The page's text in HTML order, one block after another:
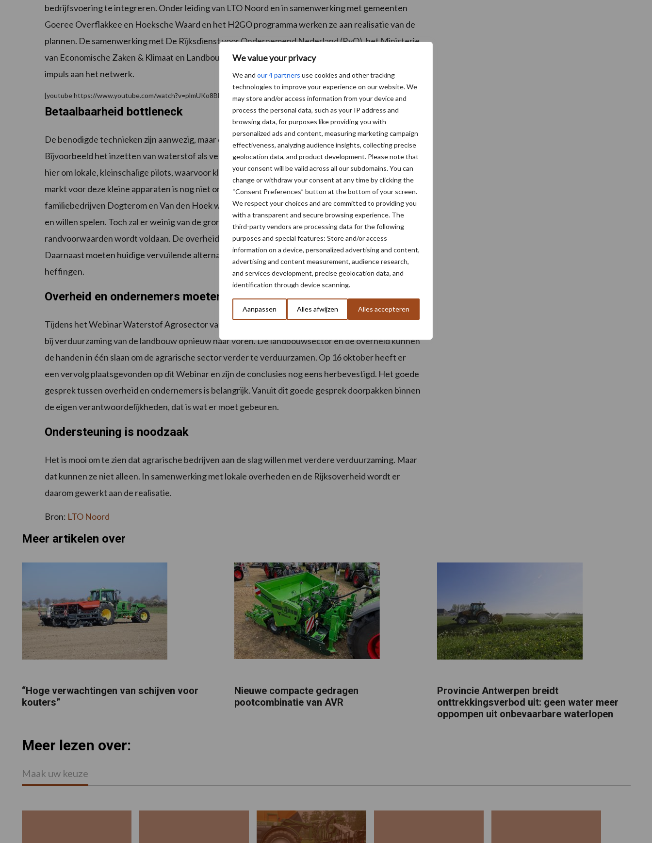
We value your privacy
We and our 4 partners use cookies and other tracking
technologies to improve your experience on our website. We
may store and/or access information from your device and
process the personal data, such as your IP address and
browsing data, for purposes like providing you with
personalized ads and content, measuring marketing campaign
effectiveness, analyzing audience insights, collecting precise
geolocation data, and product development. Please note that
your consent will be valid across all our subdomains. You can
change or withdraw your consent at any time by clicking the
“Consent Preferences” button at the bottom of your screen.
We respect your choices and are committed to providing you
with a transparent and secure browsing experience. The
third-party vendors are processing data for the following
purposes and special features: Store and/or access
information on a device, personalized advertising and content,
advertising and content measurement, audience research,
and services development, precise geolocation data, and
identification through device scanning.
Aanpassen Alles afwijzen Alles accepteren
bedrijfsvoering te integreren. Onder leiding van LTO Noord en in samenwerking met gemeenten
Goeree Overflakkee en Hoeksche Waard en het H2GO programma werken ze aan realisatie van de
plannen. De samenwerking met De Rijksdienst voor Ondernemend Nederland (RvO), het Ministerie
van Economische Zaken & Klimaat en Landbouw, Natuur en Voedselkwaliteit; levert een nieuwe
impuls aan het netwerk.
[youtube https://www.youtube.com/watch?v=plmUKo8BDJ8]
Betaalbaarheid bottleneck
De benodigde technieken zijn aanwezig, maar de productiemiddelen zijn nog niet ruim beschikbaar.
Bijvoorbeeld het inzetten van waterstof als vervangende brandstof voor diesel of propaan. Het gaat
hier om lokale, kleinschalige pilots, waarvoor kleine elektrolysers of brandstofcellen nodig zijn. De
markt voor deze kleine apparaten is nog niet ontwikkeld en de prijzen zijn dan ook nog torenhoog. De
familiebedrijven Dogterom en Van den Hoek weten nu dat zij als ondernemers deze pilotrol kunnen
en willen spelen. Toch zal er weinig van de grond komen als er door de overheid niet aan een aantal
randvoorwaarden wordt voldaan. De overheid moet daarom pilots mogelijk maken door subsidies.
Daarnaast moeten huidige vervuilende alternatieven duurder gemaakt worden door extra
heffingen.
Overheid en ondernemers moeten handen ineen slaan
Tijdens het Webinar Waterstof Agrosector van 2 juli 2020 kwam de belangrijke taak van de overheid
bij verduurzaming van de landbouw opnieuw naar voren. De landbouwsector en de overheid kunnen
de handen in één slaan om de agrarische sector verder te verduurzamen. Op 16 oktober heeft er
een vervolg plaatsgevonden op dit Webinar en zijn de conclusies nog eens herbevestigd. Het goede
gesprek tussen overheid en ondernemers is belangrijk. Vanuit dit goede gesprek doorpakken binnen
de eigen verantwoordelijkheden, dat is wat er moet gebeuren.
Ondersteuning is noodzaak
Het is mooi om te zien dat agrarische bedrijven aan de slag willen met verdere verduurzaming. Maar
dat kunnen ze niet alleen. In samenwerking met lokale overheden en de Rijksoverheid wordt er
daarom gewerkt aan de realisatie.
Bron: LTO Noord
Meer artikelen over
“Hoge verwachtingen van schijven voor
kouters”
Nieuwe compacte gedragen
pootcombinatie van AVR
Provincie Antwerpen breidt
onttrekkingsverbod uit: geen water meer
oppompen uit onbevaarbare waterlopen
Meer lezen over:
Maak uw keuze